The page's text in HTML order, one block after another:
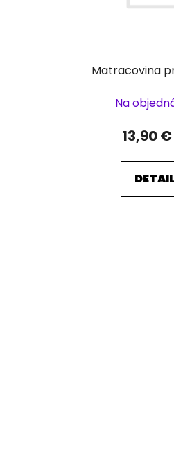
Matracovina
Na
13,90 €
DETAIL